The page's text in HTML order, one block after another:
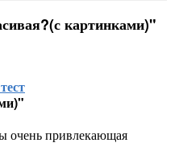
картинками)"
очень привлекающая